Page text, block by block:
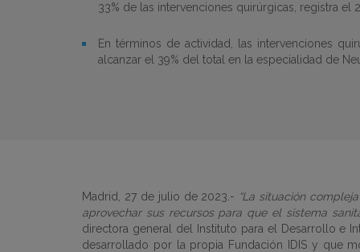
33% de las intervenciones quirúrgicas, registra el
En términos de actividad, las intervenciones
alcanzar el 39% del total en la especialidad de
Madrid, 27 de julio de 2023.- “La situación
aprovechar sus recursos para que el sistema
directora general del Instituto para el Desarrollo e
desarrollado por la propia Fundación IDIS y que